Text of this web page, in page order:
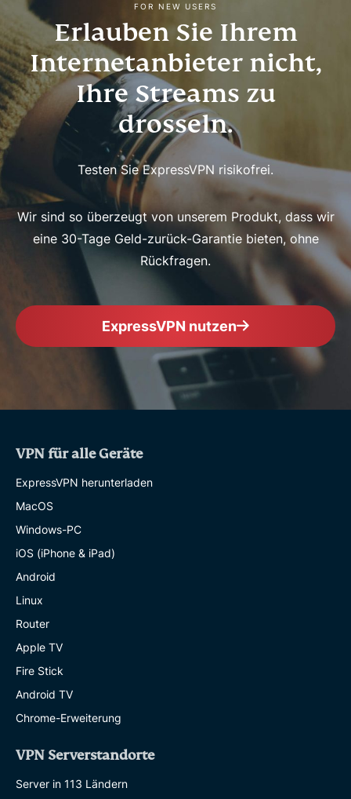
FOR NEW USERS
Erlauben Sie Ihrem
Internetanbieter nicht,
Ihre Streams zu
drosseln.
Testen Sie ExpressVPN risikofrei.
Wir sind so überzeugt von unserem Produkt, dass wir
eine 30-Tage Geld-zurück-Garantie bieten, ohne
Rückfragen.
ExpressVPN nutzen
VPN für alle Geräte
ExpressVPN herunterladen
MacOS
Windows-PC
iOS (iPhone & iPad)
Android
Linux
Router
Apple TV
Fire Stick
Android TV
Chrome-Erweiterung
VPN Serverstandorte
Server in 113 Ländern